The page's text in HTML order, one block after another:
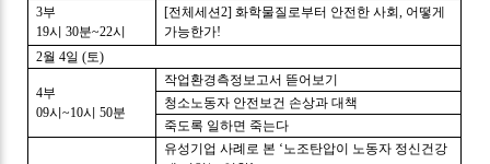
3부
19시30분~22시
[전체세션2]화학물질로부터 안전한 사회, 어떻게
가능한가!
2월4일(토)
4부
09시~10시50분
작업환경측정보고서 뜯어보기
청소노동자 안전보건 손상과 대책
죽도록 일하면 죽는다
유성기업 사례로 본 ‘노조탄압이 노동자 정신건강